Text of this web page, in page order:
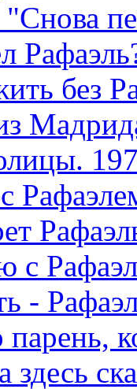
без
с
-
здесь